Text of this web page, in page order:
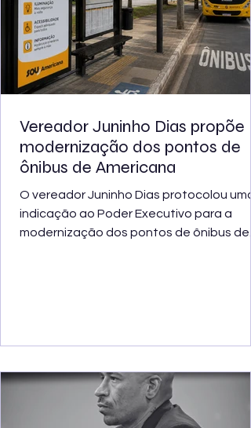
Vereador Juninho Dias propõe
modernização dos pontos de
ônibus de Americana
O vereador Juninho Dias protocolou uma
indicação ao Poder Executivo para a
modernização dos pontos de ônibus de
oferecer mais segurança, conforto e
especialmente às pessoas idosas,
gestantes, pessoas com deficiência,
cidadãos com mobilidade reduzida e